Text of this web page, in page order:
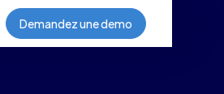
Demandez une demo